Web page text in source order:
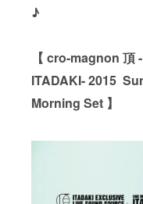
♪
【 cro-magnon 頂 -
ITADAKI- 2015
Morning Set 】